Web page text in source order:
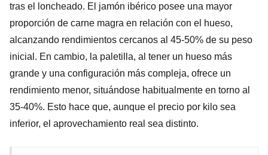
tras el loncheado. El jamón ibérico posee una mayor
proporción de carne magra en relación con el hueso,
alcanzando rendimientos cercanos al 45-50% de su peso
inicial. En cambio, la paletilla, al tener un hueso más
grande y una configuración más compleja, ofrece un
rendimiento menor, situándose habitualmente en torno al
35-40%. Esto hace que, aunque el precio por kilo sea
inferior, el aprovechamiento real sea distinto.